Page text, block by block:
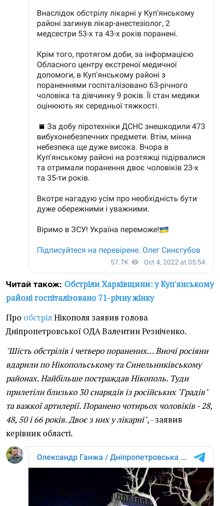
Читай також: Обстріли Харківщини: у Куп'янському
районі госпіталізовано 71-річну жінку
Про обстрілНікополя заявив голова
Дніпропетровської ОДА Валентин Резніченко.
"Шість обстрілів і четверо поранених... Вночі росіяни
вдарили по Нікопольському та Синельниківському
районах. Найбільше постраждав Нікополь. Туди
прилетіли близько 30 снарядів із російських "Градів"
та важкої артилерії. Поранено чотирьох чоловіків - 28,
48, 50 і 66 років. Двоє з них у лікарні", - заявив
керівник області.